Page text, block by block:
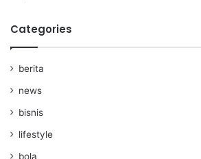
Categories
berita
news
bisnis
lifestyle
bola